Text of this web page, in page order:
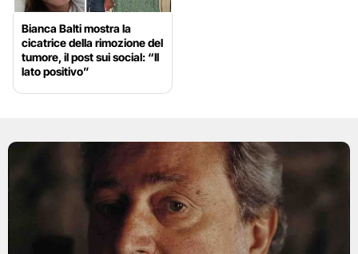
Bianca Balti mostra la
cicatrice della rimozione del
tumore, il post sui social: “Il
lato positivo”